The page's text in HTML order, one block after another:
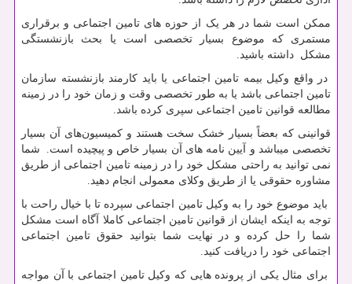
ممکن است شما در هر یک از حوزه های تامین اجتماعی و برقراری
مستمری که موضوع بسیار تخصصی است یا بحث بازنشستگی
مشکل داشته باشید.
در واقع وکیل بیمه تامین اجتماعی یا باید کارمند بازنشسته سازمان
تامین اجتماعی باشد یا به طور تخصصی وقت و زمان خود را در زمینه
مطالعه قوانین تامین اجتماعی سپری کرده باشد.
قوانینی که بعضاً بسیار خشک سخت هستند و کمیسیون‌های آن بسیار
تخصصی میباشد و آیین نامه های آن بسیار خاص و پیچیده است. شما
نمی توانید به راحتی مشکل خود را در زمینه تامین اجتماعی از طریق
مشاوره حقوقی یا از طریق وکلای معمولی انجام دهید.
باید موضوع خود را به وکیل تامین اجتماعی سپرده تا با خیال راحت با
توجه به اینکه ایشان از قوانین تامین اجتماعی کاملا آگاه است مشکل
شما را حل کرده و در نهایت شما بتوانید حقوق تامین اجتماعی
اجتماعی خود را دریافت کنید.
برای مثال یکی از پرونده هایی که وکیل تامین اجتماعی با آن مواجه